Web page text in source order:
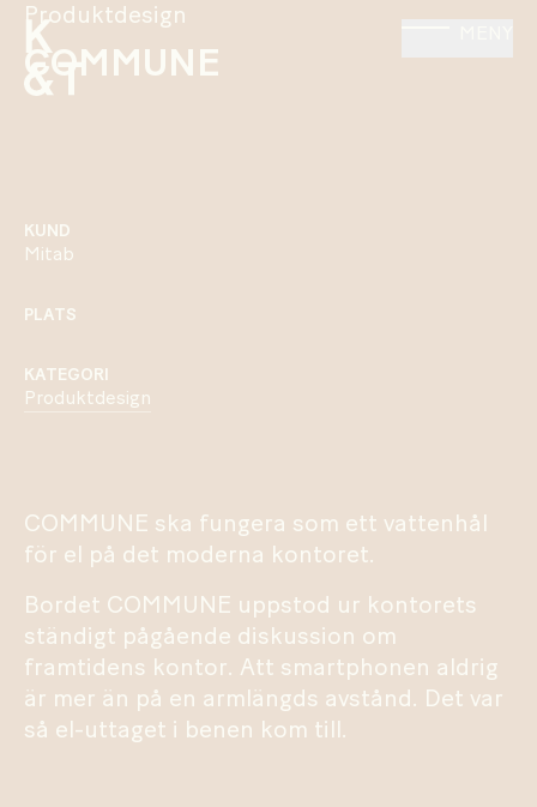
Produktdesign
COMMUNE
KUND
Mitab
PLATS
KATEGORI
Produktdesign
COMMUNE ska fungera som ett vattenhål
för el på det moderna kontoret.
Bordet COMMUNE uppstod ur kontorets
ständigt pågående diskussion om
framtidens kontor. Att smartphonen aldrig
är mer än på en armlängds avstånd. Det var
så el-uttaget i benen kom till.